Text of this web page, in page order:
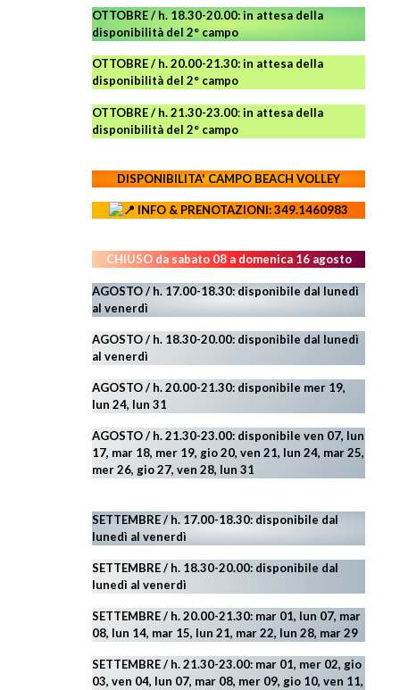
OTTOBRE / h. 18.30-20.00:in attesa della
disponibilità del 2° campo
OTTOBRE / h. 20.00-21.30:in attesa della
disponibilità del 2° campo
OTTOBRE / h. 21.30-23.00:in attesa della
disponibilità del 2° campo
DISPONIBILITA' CAMPOBEACH VOLLEY
INFO & PRENOTAZIONI: 349.1460983
CHIUSO da sabato 08 a domenica 16 agosto
AGOSTO / h. 17.00-18.30: disponibile dal lunedì
al venerdì
AGOSTO/ h. 18.30-20.00: disponibile dal lunedì
al venerdì
AGOSTO / h. 20.00-21.30: disponibile mer 19,
lun 24, lun 31
AGOSTO/ h. 21.30-23.00: disponibile ven 07, lun
17, mar 18, mer 19, gio 20, ven 21, lun 24, mar 25,
mer 26, gio 27, ven 28, lun 31
SETTEMBRE / h. 17.00-18.30: disponibile dal
lunedì al venerdì
SETTEMBRE / h. 18.30-20.00: disponibile dal
lunedì al venerdì
SETTEMBRE / h. 20.00-21.30: mar 01, lun 07, mar
08, lun 14, mar 15, lun 21, mar 22, lun 28, mar 29
SETTEMBRE / h. 21.30-23.00: mar 01, mer 02, gio
03, ven 04, lun 07, mar 08, mer 09, gio 10, ven 11,